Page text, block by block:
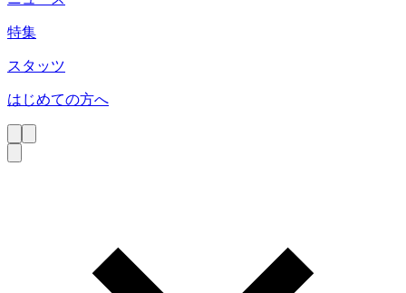
特集
スタッツ
はじめての方へ